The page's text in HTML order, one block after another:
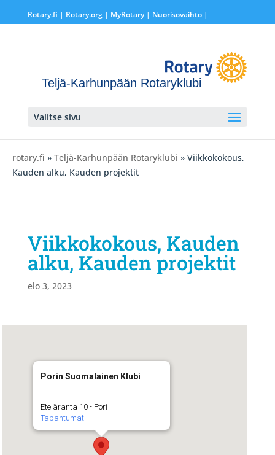
Rotary.fi | Rotary.org| MyRotary | Nuorisovaihto|
Teljä-Karhunpään Rotaryklubi
Valitse sivu
rotary.fi » Teljä-Karhunpään Rotaryklubi » Viikkokokous,
Kauden alku, Kauden projektit
Viikkokokous, Kauden
alku, Kauden projektit
elo 3, 2023
Porin Suomalainen Klubi
Eteläranta 10 - Pori
Tapahtumat